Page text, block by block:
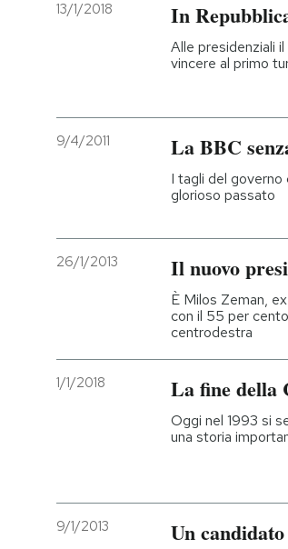
13/1/2018 In
Alle presidenziali
vincere al primo
9/4/2011 La BBC
I tagli del governo
glorioso passato
26/1/2013 Il nuovo
È Milos Zeman,
con il 55 per
centrodestra
1/1/2018 La fine della
Oggi nel 1993 si
una storia
9/1/2013 Un